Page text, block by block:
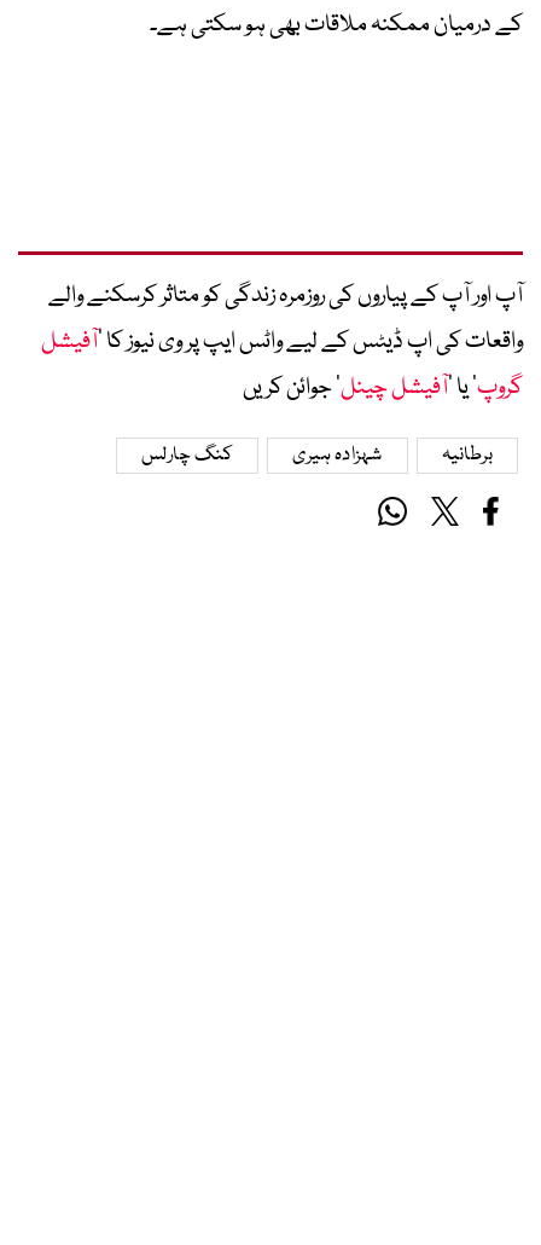
کے درمیان ممکنہ ملاقات بھی ہو سکتی ہے۔
آپ اور آپ کے پیاروں کی روزمرہ زندگی کو متاثر کرسکنے والے
واقعات کی اپ ڈیٹس کے لیے واٹس ایپ پر وی نیوز کا ’آفیشل
گروپ‘ یا ’آفیشل چینل‘ جوائن کریں
برطانیہ شہزادہ ہیری کنگ چارلس